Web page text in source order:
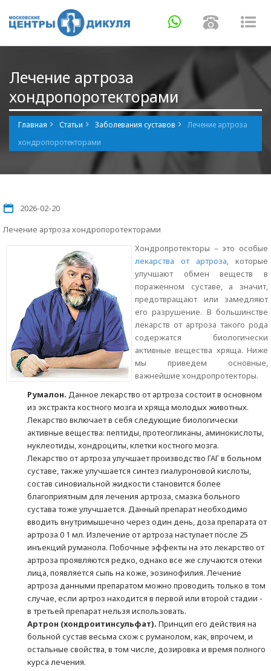
Навигация
Лечение артроза
хондропоротекторами
Главная Статьи Заболевания суставов
Лечение артроза
хондропоротекторами
2026-02-20
Лечение артроза хондропоротекторами
Хондропротекторы – это особые
лекарства от артроза, которые
улучшают обмен веществ в
пораженном суставе, а значит,
предотвращают или замедляют
его разрушение. В большинстве
лекарств от артроза такого рода
содержатся биологически
активные вещества хряща. Ниже
мы приведем основные,
важнейшие хондропротекторы.
Румалон. Данное лекарство от артроза состоит в основном
из экстракта костного мозга и хряща молодых животных.
Лекарство включает в себя следующие биологически
активные вещества: пептиды, протеогликаны, аминокислоты,
нуклеотиды, хондроциты, клетки костного мозга.
Лекарство от артроза улучшает производство ГАГ в больном
суставе, также улучшается синтез гиалуроновой кислоты,
состав синовиальной жидкости становится более
благоприятным для лечения артроза, смазка больного
сустава тоже улучшается. Данный препарат необходимо
вводить внутримышечно через один день, доза препарата от
артроза 0 1 мл. Излечение от артроза наступает после 25
инъекций руманола. Побочные эффекты на это лекарство от
артроза проявляются редко, однако все же случаются отеки
лица, появляется сыпь на коже, эозинофилия. Лечение
артроза данными препаратом можно проводить только в том
случае, если артроз находится в первой или второй стадии -
в третьей препарат нельзя использовать.
Артрон (хондроитинсульфат). Принцип его действия на
больной сустав весьма схож с руманолом, как, впрочем, и
остальные свойства, в том числе, дозировка и время полного
курса лечения.